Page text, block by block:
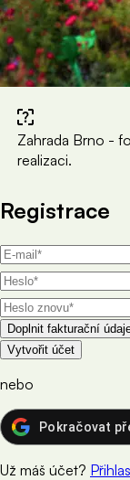
Zahrada Brno -
realizaci.
Registrace
Doplnit fakturační
Vytvořit účet
nebo
Pokračovat
Už máš účet?